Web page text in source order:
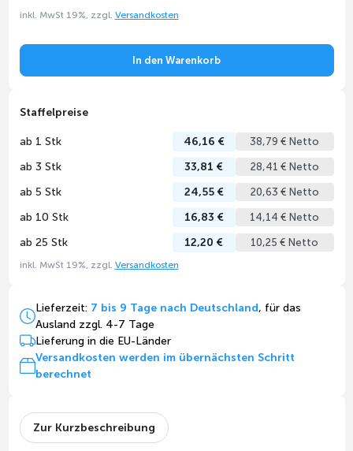
inkl. MwSt 19%, zzgl. Versandkosten
In den Warenkorb
Staffelpreise
ab 1 Stk 46,16 € 38,79 € Netto
ab 3 Stk 33,81 € 28,41 € Netto
ab 5 Stk 24,55 € 20,63 € Netto
ab 10 Stk 16,83 € 14,14 € Netto
ab 25 Stk 12,20 € 10,25 € Netto
inkl. MwSt 19%, zzgl. Versandkosten
Lieferzeit: 7 bis 9 Tage nach Deutschland, für das
Ausland zzgl. 4-7 Tage
Lieferung in die EU-Länder
Versandkosten werden im übernächsten Schritt
berechnet
Zur Kurzbeschreibung